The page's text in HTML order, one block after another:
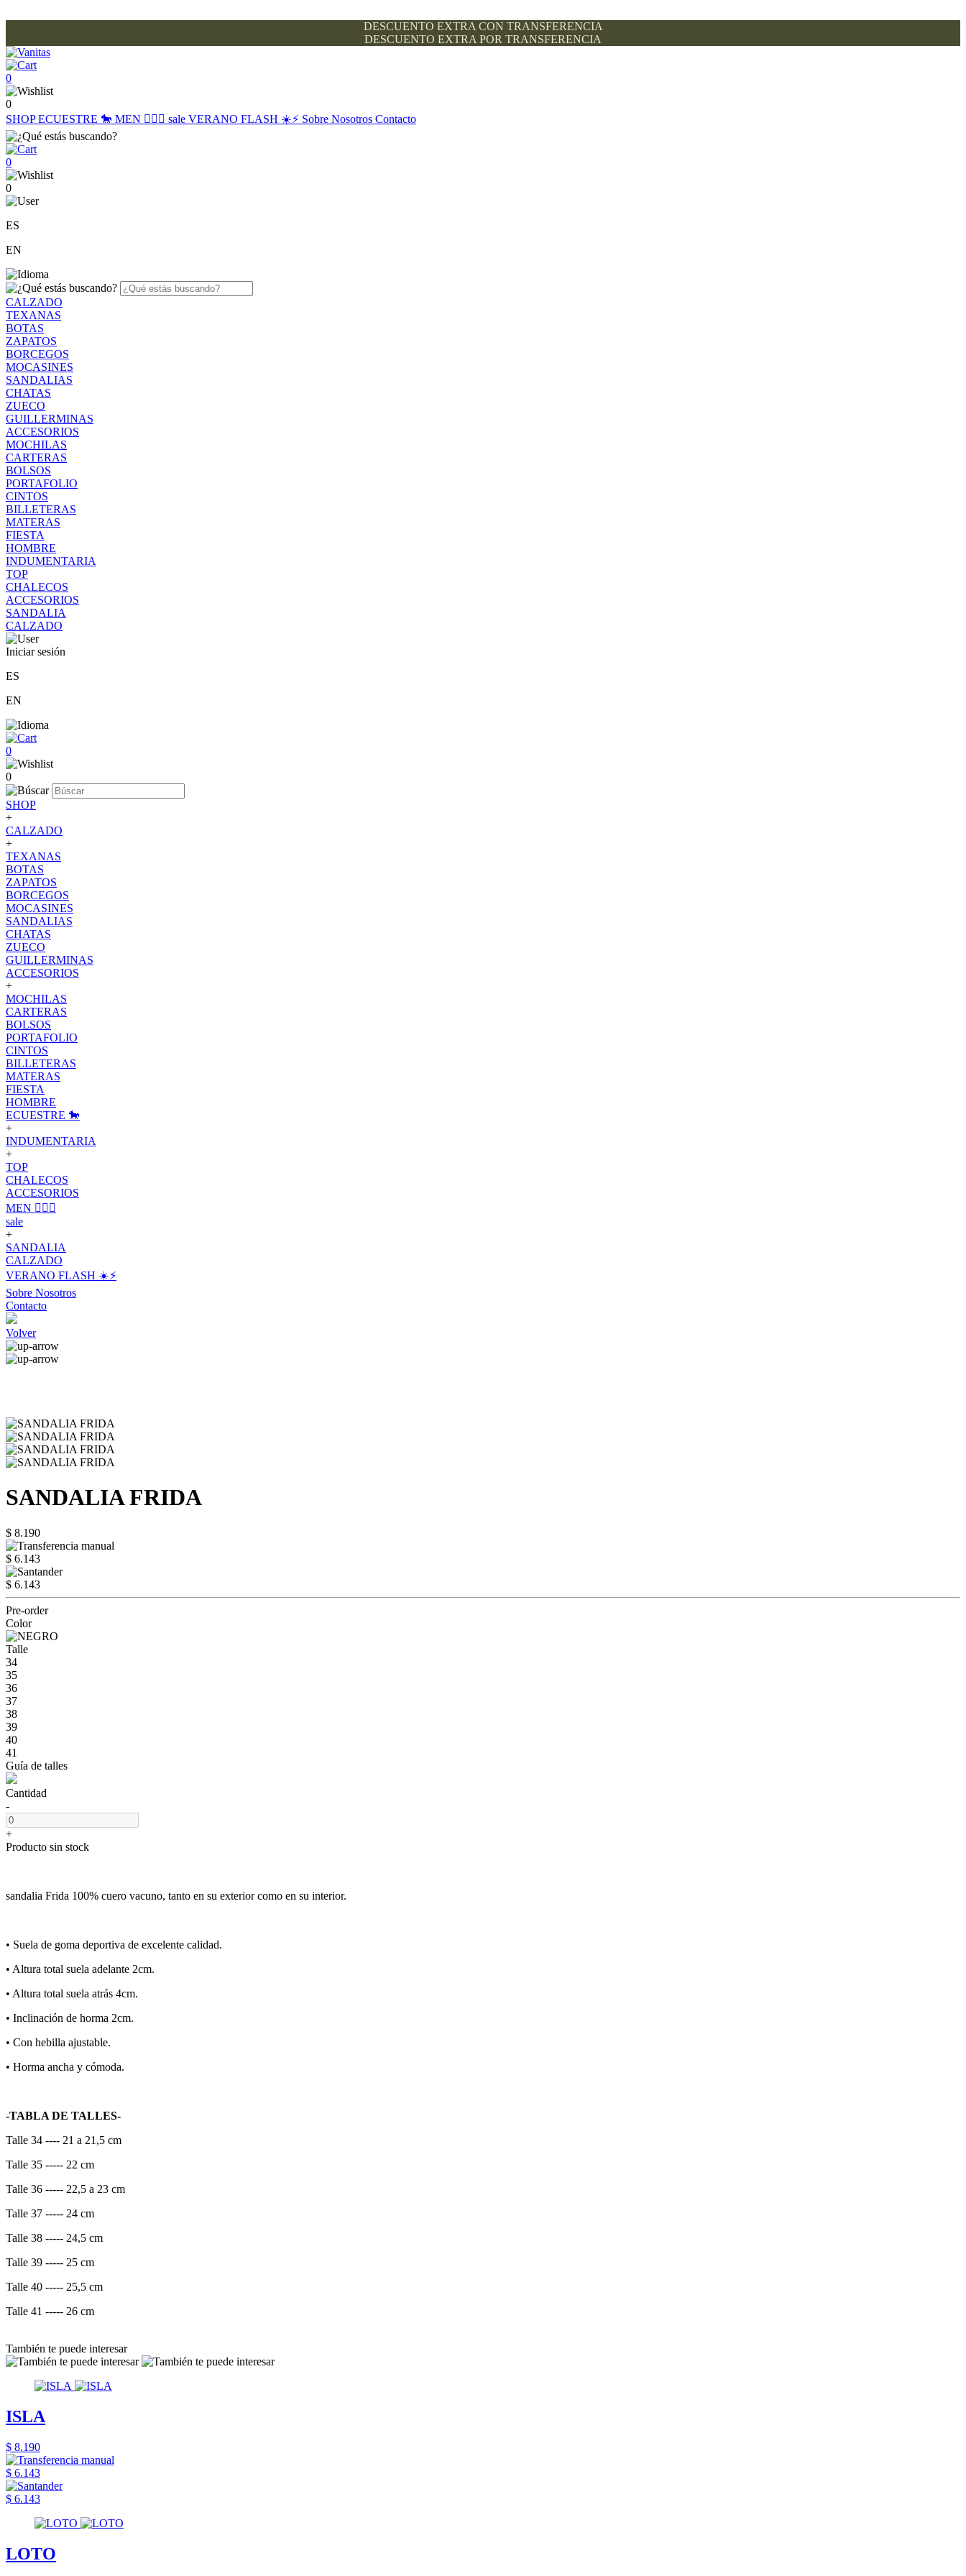
DESCUENTO EXTRA CON TRANSFERENCIA
DESCUENTO EXTRA POR TRANSFERENCIA
0
0
SHOPECUESTRE 🐎 MEN 🙋🏽‍♂️ sale VERANO FLASH ☀️⚡️ Sobre Nosotros Contacto
0
0
ES
EN
CALZADO
TEXANAS
BOTAS
ZAPATOS
BORCEGOS
MOCASINES
SANDALIAS
CHATAS
ZUECO
GUILLERMINAS
ACCESORIOS
MOCHILAS
CARTERAS
BOLSOS
PORTAFOLIO
CINTOS
BILLETERAS
MATERAS
FIESTA
HOMBRE
INDUMENTARIA
TOP
CHALECOS
ACCESORIOS
SANDALIA
CALZADO
Iniciar sesión
ES
EN
0
0
SHOP
+
CALZADO
+
TEXANAS
BOTAS
ZAPATOS
BORCEGOS
MOCASINES
SANDALIAS
CHATAS
ZUECO
GUILLERMINAS
ACCESORIOS
+
MOCHILAS
CARTERAS
BOLSOS
PORTAFOLIO
CINTOS
BILLETERAS
MATERAS
FIESTA
HOMBRE
ECUESTRE 🐎
+
INDUMENTARIA
+
TOP
CHALECOS
ACCESORIOS
MEN 🙋🏽‍♂️
sale
+
SANDALIA
CALZADO
VERANO FLASH ☀️⚡️
Sobre Nosotros
Contacto
Volver
SANDALIA FRIDA
$ 8.190
$ 6.143
$ 6.143
Pre-order
Color
Talle
34
35
36
37
38
39
40
41
Guía de talles
Cantidad
-
+
Producto sin stock
sandalia Frida 100% cuero vacuno, tanto en su exterior como en su interior.
•⁠ ⁠Suela de goma deportiva de excelente calidad.
•⁠ ⁠Altura total suela adelante 2cm.
•⁠ ⁠Altura total suela atrás 4cm.
•⁠ ⁠Inclinación de horma 2cm.
•⁠ Con hebilla ajustable.
•⁠ Horma ancha y cómoda.
-TABLA DE TALLES-
Talle 34 ---- 21 a 21,5 cm
Talle 35 ----- 22 cm
Talle 36 ----- 22,5 a 23 cm
Talle 37 ----- 24 cm
Talle 38 ----- 24,5 cm
Talle 39 ----- 25 cm
Talle 40 ----- 25,5 cm
Talle 41 ----- 26 cm
También te puede interesar
ISLA
$ 8.190
$ 6.143
$ 6.143
LOTO